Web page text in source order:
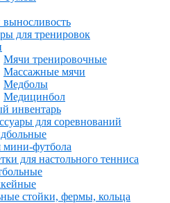
выносливость
для тренировок
Мячи тренировочные
Массажные мячи
Медболы
Медицинбол
инвентарь
для соревнований
мини-футбола
для настольного тенниса
стойки, фермы, кольца